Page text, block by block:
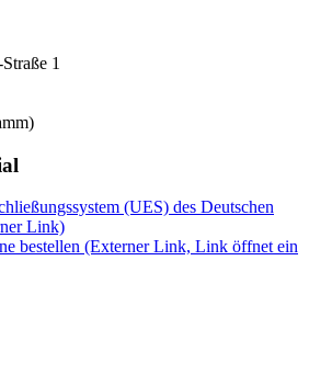
1
(UES) des Deutschen
Link)
bestellen (Externer Link, Link öffnet ein